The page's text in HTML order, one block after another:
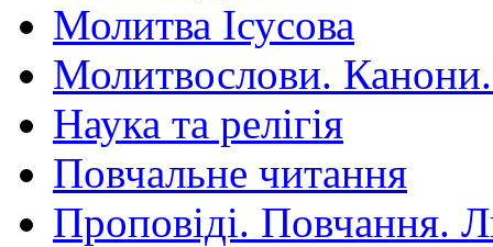
Молитва Ісусова
Молитвослови.
Наука та релігія
Повчальне читання
Проповіді. Повчання.